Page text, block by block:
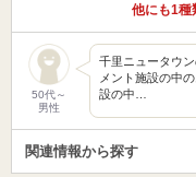
他にも1種
50代～
男性
千里ニュータウ
メント施設の中
設の中…
関連情報から探す